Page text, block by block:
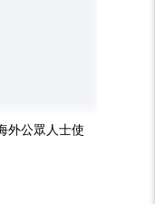
外公眾人士使